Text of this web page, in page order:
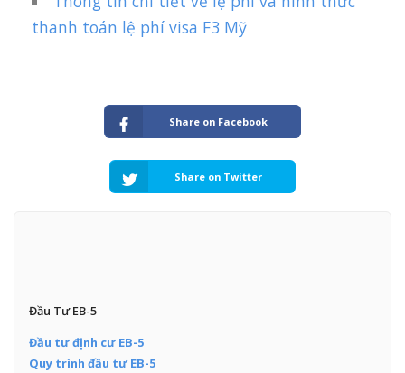
thanh toán lệ phí visa F3 Mỹ
Share on Facebook
Share on Twitter
Đầu Tư EB-5
Đầu tư định cư EB-5
Quy trình đầu tư EB-5